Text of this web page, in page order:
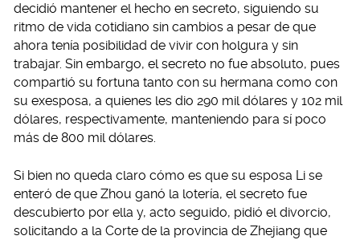
decidió mantener el hecho en secreto, siguiendo su
ritmo de vida cotidiano sin cambios a pesar de que
ahora tenía posibilidad de vivir con holgura y sin
trabajar. Sin embargo, el secreto no fue absoluto, pues
compartió su fortuna tanto con su hermana como con
su exesposa, a quienes les dio 290 mil dólares y 102 mil
dólares, respectivamente, manteniendo para sí poco
más de 800 mil dólares.
Si bien no queda claro cómo es que su esposa Li se
enteró de que Zhou ganó la lotería, el secreto fue
descubierto por ella y, acto seguido, pidió el divorcio,
solicitando a la Corte de la provincia de Zhejiang que